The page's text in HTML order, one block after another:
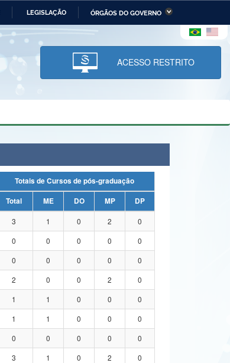
LEGISLAÇÃO ÓRGÃOS DO GOVERNO
Ministério da Infraestrutura
Ministério da Ciência,
Tecnologia, Inovações e
Comunicações
ACESSO RESTRITO
Totais de Cursos de pós-graduação
Total ME DO MP
DP
3 1 0 2
0
0 0 0 0
0
0 0 0 0
0
2 0 0 2
0
1 1 0 0
0
1 1 0 0
0
0 0 0 0
0
3 1 0 2
0